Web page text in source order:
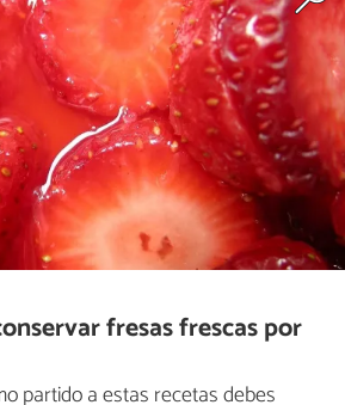
fresas frescas por
partido a estas recetas debes